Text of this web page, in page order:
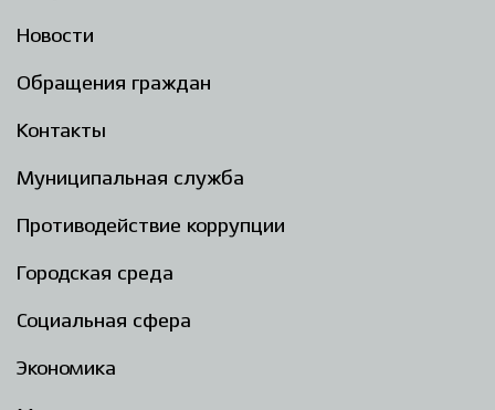
Новости
Обращения граждан
Контакты
Муниципальная служба
Противодействие коррупции
Городская среда
Социальная сфера
Экономика